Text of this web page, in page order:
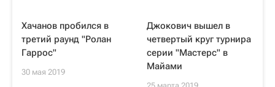
Хачанов пробился в
третий раунд "Ролан
Гаррос"
30 мая 2019
Джокович вышел в
четвертый круг турнира
серии "Мастерс" в
Майами